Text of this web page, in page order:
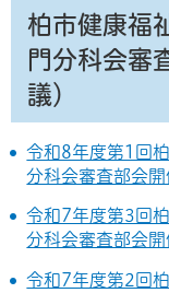
康福祉専門分科会審査部
柏市健康福
門分科会審
議）
令和8年度第1回
分科会審査部会開
令和7年度第3回
分科会審査部会
令和7年度第2回